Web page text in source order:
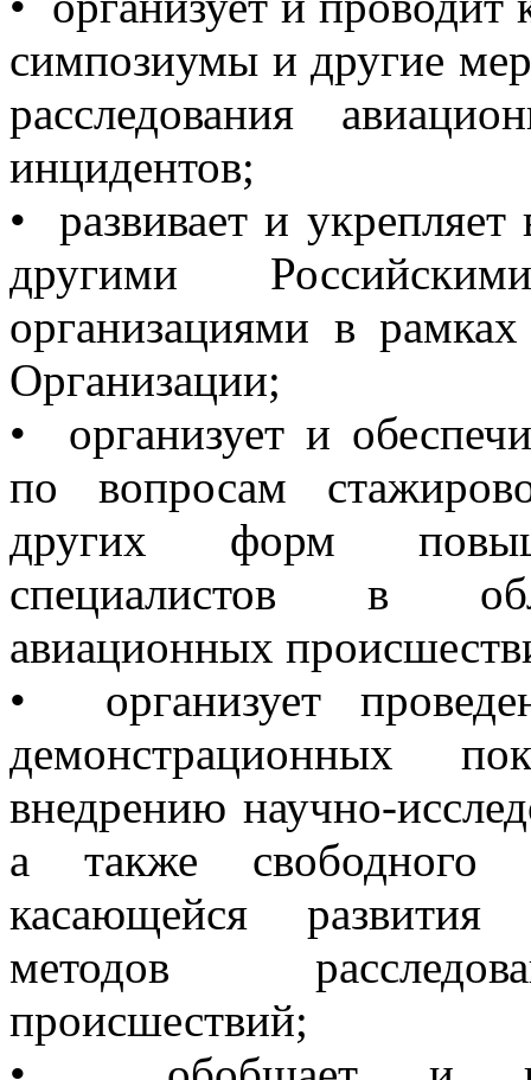
симпозиумы и другие
расследования
инцидентов;
• развивает и
другими
организациями в
Организации;
• организует и
по вопросам
других форм
специалистов в
авиационных
• организует
демонстрационных
внедрению научно-
а также свободного
касающейся развития
методов
происшествий;